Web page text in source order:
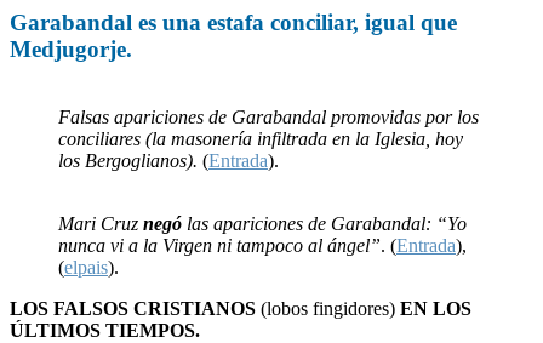
Garabandal es una estafa conciliar, igual que
Medjugorje.
Falsas apariciones de Garabandal promovidas por los
conciliares (la masonería infiltrada en la Iglesia, hoy
los Bergoglianos). (Entrada).
Mari Cruz negó las apariciones de Garabandal: “Yo
nunca vi a la Virgen ni tampoco al ángel”. (Entrada),
(elpais).
LOS FALSOS CRISTIANOS (lobos fingidores) EN LOS
ÚLTIMOS TIEMPOS.